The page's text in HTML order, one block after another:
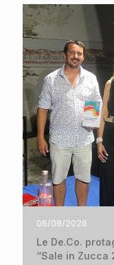
06/08/2026
Le De.Co.
“Sale in Zucca